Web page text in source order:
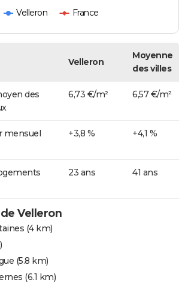
Velleron France
Velleron
Moyenne
des villes
des
6,73 €/m² 6,57 €/m²
mensuel
+3,8 % +4,1 %
23 ans 41 ans
Velleron
(4 km)
(5.8 km)
(6.1 km)